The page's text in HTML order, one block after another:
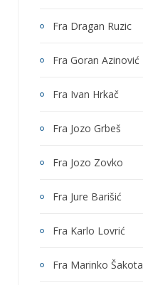
Fra Dragan Ruzic
Fra Goran Azinović
Fra Ivan Hrkač
Fra Jozo Grbeš
Fra Jozo Zovko
Fra Jure Barišić
Fra Karlo Lovrić
Fra Marinko Šakota